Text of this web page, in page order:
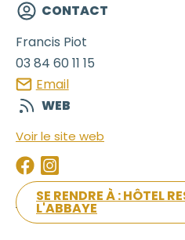
CONTACT
Francis Piot
03 84 60 11 15
Email
WEB
Voir le site web
SE RENDRE À : HÔTEL
L'ABBAYE